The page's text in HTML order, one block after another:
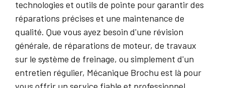
technologies et outils de pointe pour garantir des
réparations précises et une maintenance de
qualité. Que vous ayez besoin d'une révision
générale, de réparations de moteur, de travaux
sur le système de freinage, ou simplement d'un
entretien régulier, Mécanique Brochu est là pour